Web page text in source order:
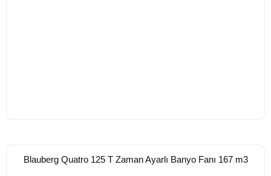
Blauberg Quatro 125 T Zaman Ayarlı Banyo Fanı 167 m3